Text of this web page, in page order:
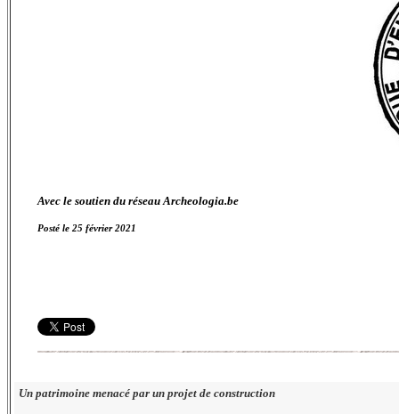
Avec le soutien du réseau Archeologia.be
Posté le 25 février 2021
Un patrimoine menacé par un projet de construction